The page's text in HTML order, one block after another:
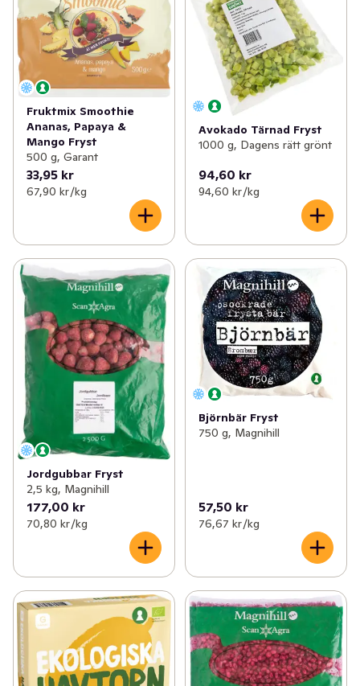
Fruktmix Smoothie
Ananas, Papaya &
Mango Fryst
500 g, Garant
33,95 kr
67,90 kr /kg
Avokado Tärnad Fryst
1000 g, Dagens rätt grönt
94,60 kr
94,60 kr /kg
Jordgubbar Fryst
2,5 kg, Magnihill
177,00 kr
70,80 kr /kg
Björnbär Fryst
750 g, Magnihill
57,50 kr
76,67 kr /kg